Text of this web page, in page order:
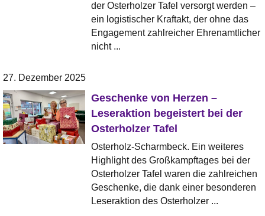
der Osterholzer Tafel versorgt werden –
ein logistischer Kraftakt, der ohne das
Engagement zahlreicher Ehrenamtlicher
nicht ...
27. Dezember 2025
Geschenke von Herzen –
Leseraktion begeistert bei der
Osterholzer Tafel
Osterholz-Scharmbeck. Ein weiteres
Highlight des Großkampftages bei der
Osterholzer Tafel waren die zahlreichen
Geschenke, die dank einer besonderen
Leseraktion des Osterholzer ...